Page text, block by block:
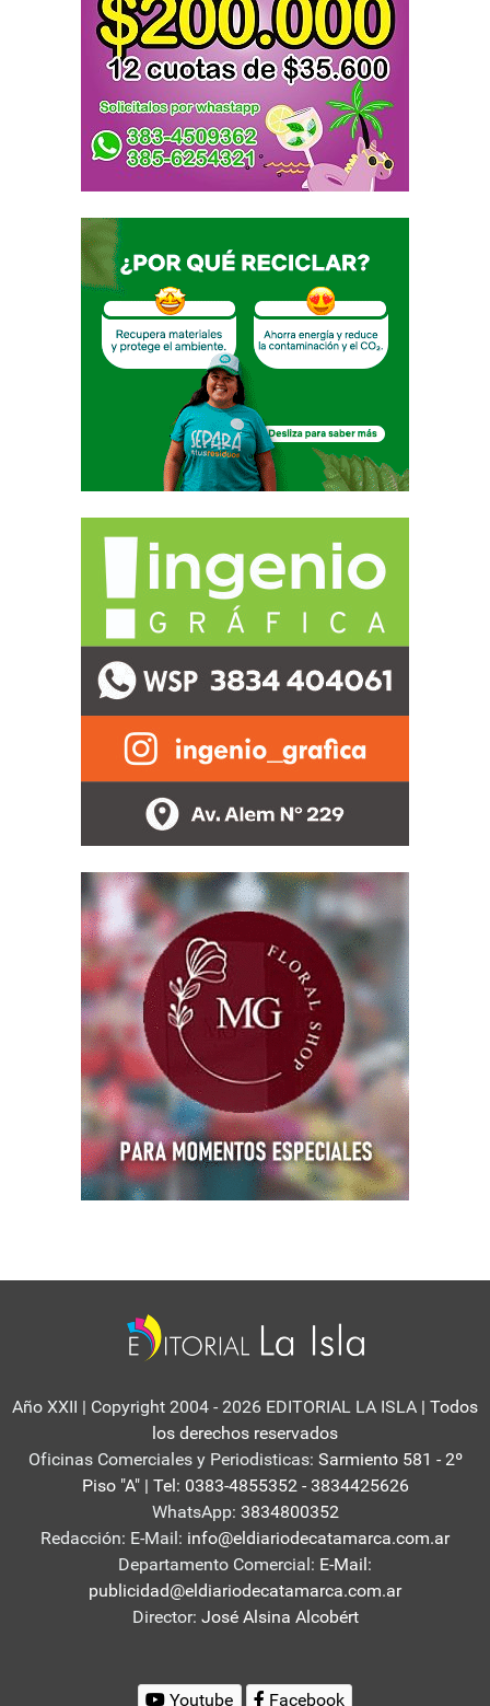
Año XXII | Copyright 2004 - 2026 EDITORIAL LA ISLA | Todos
los derechos reservados
Oficinas Comerciales y Periodisticas: Sarmiento 581 - 2º
Piso "A" | Tel: 0383-4855352 - 3834425626
WhatsApp: 3834800352
Redacción: E-Mail: info@eldiariodecatamarca.com.ar
Departamento Comercial: E-Mail:
publicidad@eldiariodecatamarca.com.ar
Director: José Alsina Alcobért
Youtube Facebook